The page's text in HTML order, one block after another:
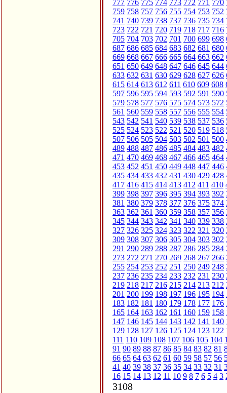
777 776 775 774 773 772 771 770
759 758 757 756 755 754 753 752
741 740 739 738 737 736 735 734
723 722 721 720 719 718 717 716
705 704 703 702 701 700 699 698
687 686 685 684 683 682 681 680
669 668 667 666 665 664 663 662
651 650 649 648 647 646 645 644
633 632 631 630 629 628 627 626
615 614 613 612 611 610 609 608
597 596 595 594 593 592 591 590
579 578 577 576 575 574 573 572
561 560 559 558 557 556 555 554
543 542 541 540 539 538 537 536
525 524 523 522 521 520 519 518
507 506 505 504 503 502 501 500
489 488 487 486 485 484 483 482
471 470 469 468 467 466 465 464
453 452 451 450 449 448 447 446
435 434 433 432 431 430 429 428
417 416 415 414 413 412 411 410
399 398 397 396 395 394 393 392
381 380 379 378 377 376 375 374
363 362 361 360 359 358 357 356
345 344 343 342 341 340 339 338
327 326 325 324 323 322 321 320
309 308 307 306 305 304 303 302
291 290 289 288 287 286 285 284
273 272 271 270 269 268 267 266
255 254 253 252 251 250 249 248
237 236 235 234 233 232 231 230
219 218 217 216 215 214 213 212
201 200 199 198 197 196 195 194
183 182 181 180 179 178 177 176
165 164 163 162 161 160 159 158
147 146 145 144 143 142 141 140
129 128 127 126 125 124 123 122
111 110 109 108 107 106 105 104
91 90 89 88 87 86 85 84 83 82 81
66 65 64 63 62 61 60 59 58 57 56
41 40 39 38 37 36 35 34 33 32 31
16 15 14 13 12 11 10 9 8 7 6 5 4 3
3108